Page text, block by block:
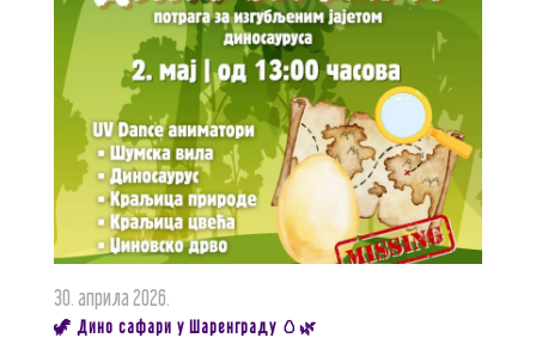
30. априла 2026.
🦖 Дино сафари у Шаренграду 🥚🌿